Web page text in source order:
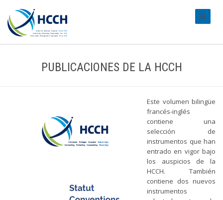
PUBLICACIONES DE LA HCCH
Este volumen bilingüe
francés-inglés
contiene una
selección de
instrumentos que han
entrado en vigor bajo
los auspicios de la
HCCH. También
contiene dos nuevos
instrumentos